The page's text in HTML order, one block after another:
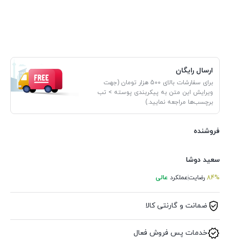
ارسال رایگان
برای سفارشات بالای 500 هزار تومان (جهت
ویرایش این متن به پیکربندی پوسته > تب
برچسب‌ها مراجعه نمایید.)
فروشنده
سعید دوشا
84% رضایتعملکرد عالی
ضمانت و گارنتی کالا
خدمات پس فروش فعال